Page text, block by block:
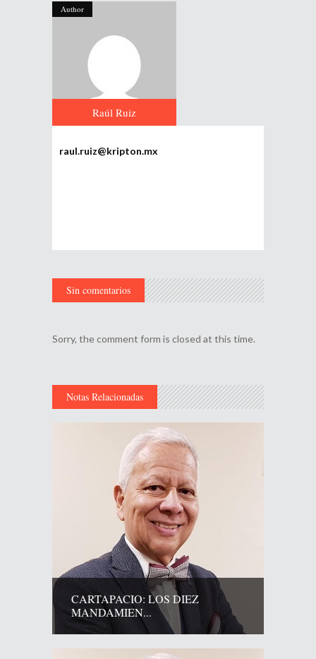
Author
Raúl Ruiz
raul.ruiz@kripton.mx
Sin comentarios
Sorry, the comment form is closed at this time.
Notas Relacionadas
CARTAPACIO: LOS DIEZ
MANDAMIEN...